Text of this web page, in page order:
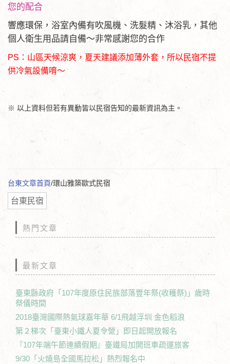
您的配合
響應環保，浴室內備有吹風機、洗髮精、沐浴乳，其他
個人衛生用品請自備～非常感謝您的合作
PS：山區天候涼爽，夏天建議添加薄外套，所以民宿不提
供冷氣設備唷～
※ 以上資料但若有異動皆以民宿告知的最新資訊為主。
台東文章首頁/環山雅築歐式民宿
台東民宿
熱門文章
最新文章
臺東縣政府「107年度原住民族部落豐年祭(收穫祭)」歲時
祭儀時間
2018臺灣國際熱氣球嘉年華 6/1飛越浮圳 金色稻浪
第２梯次「臺東小鐵人夏令營」即日起開放報名
『107年端午節連續假期』臺鐵局加開班車疏運旅客
9/30「火燒島全國馬拉松」熱烈報名中